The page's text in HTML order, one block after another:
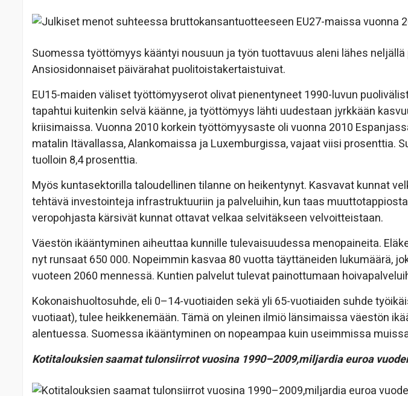
Suomessa työttömyys kääntyi nousuun ja työn tuottavuus aleni lähes neljällä
Ansiosidonnaiset päivärahat puolitoistakertaistuivat.
EU15-maiden väliset työttömyyserot olivat pienentyneet 1990-luvun
tapahtui kuitenkin selvä käänne, ja työttömyys lähti uudestaan jyrkkään
kriisimaissa. Vuonna 2010 korkein työttömyysaste oli vuonna 2010
matalin Itävallassa, Alankomaissa ja Luxemburgissa, vajaat viisi prosenttia.
tuolloin 8,4 prosenttia.
Myös kuntasektorilla taloudellinen tilanne on heikentynyt. Kasvavat kunnat
tehtävä investointeja infrastruktuuriin ja palveluihin, kun taas
veropohjasta kärsivät kunnat ottavat velkaa selvitäkseen velvoitteistaan.
Väestön ikääntyminen aiheuttaa kunnille tulevaisuudessa menopaineita.
nyt runsaat 650 000. Nopeimmin kasvaa 80 vuotta täyttäneiden lukumäärä,
vuoteen 2060 mennessä. Kuntien palvelut tulevat painottumaan
Kokonaishuoltosuhde, eli 0–14-vuotiaiden sekä yli 65-vuotiaiden suhde
vuotiaat), tulee heikkenemään. Tämä on yleinen ilmiö länsimaissa väestön
alentuessa. Suomessa ikääntyminen on nopeampaa kuin useimmissa
Kotitalouksien saamat tulonsiirrot vuosina 1990–2009,miljardia euroa